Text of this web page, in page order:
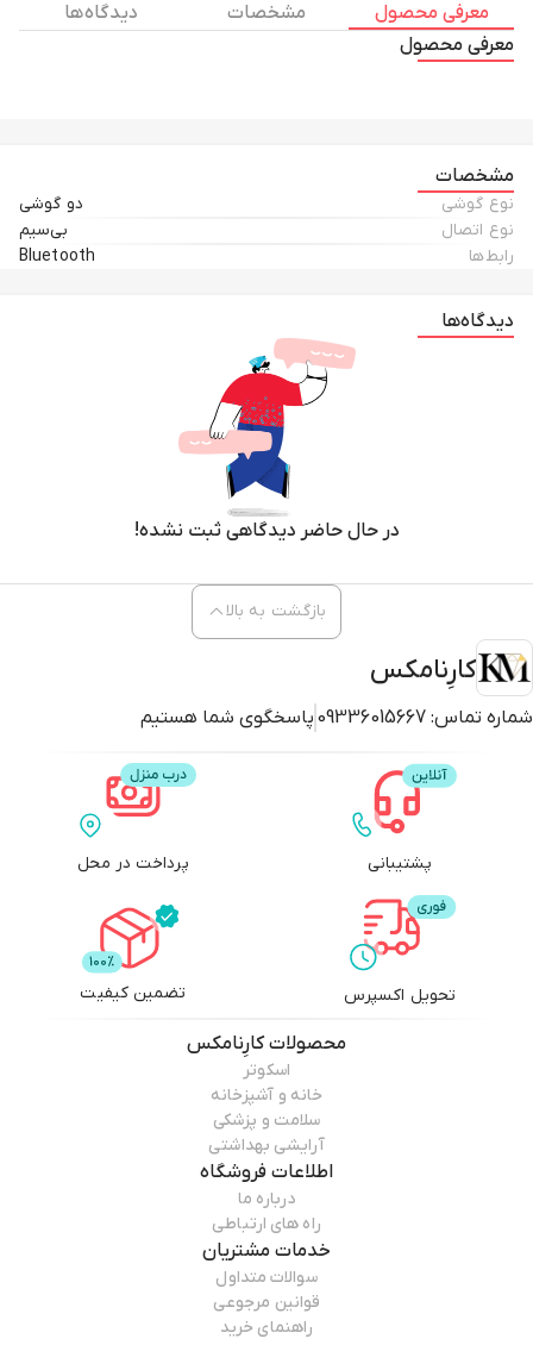
معرفی محصول مشخصات
دیدگاه ها
معرفی محصول
مشخصات
نوع گوشی
دو گوشی
نوع اتصال
بی‌سیم
رابط‌ها
Bluetooth
دیدگاه‌ها
در حال حاضر دیدگاهی ثبت نشده!
کارِنامکس
شماره تماس: 09336015667 پاسخگوی شما هستیم
بازگشت به بالا
پشتیبانی پرداخت در محل
تحویل اکسپرس تضمین کیفیت
محصولاتکارِنامکس
اسکوتر
خانه و آشپزخانه
سلامت و پزشکی
آرایشی بهداشتی
اطلاعات فروشگاه
درباره ما
راه های ارتباطی
خدمات مشتریان
سوالات متداول
قوانین مرجوعی
راهنمای خرید